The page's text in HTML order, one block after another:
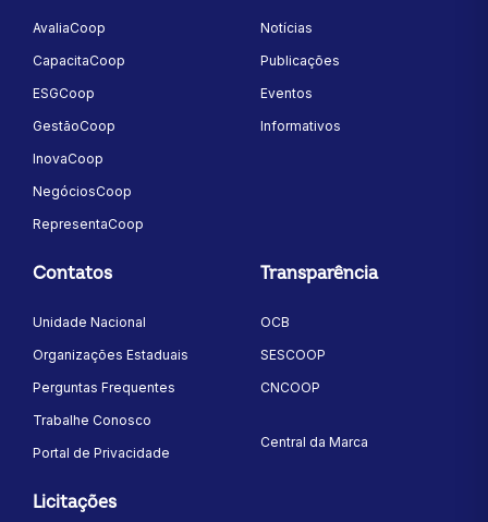
AvaliaCoop
CapacitaCoop
ESGCoop
GestãoCoop
InovaCoop
NegóciosCoop
RepresentaCoop
Notícias
Publicações
Eventos
Informativos
Contatos
Unidade Nacional
Organizações Estaduais
Perguntas Frequentes
Trabalhe Conosco
Portal de Privacidade
Transparência
OCB
SESCOOP
CNCOOP
Central da Marca
Licitações